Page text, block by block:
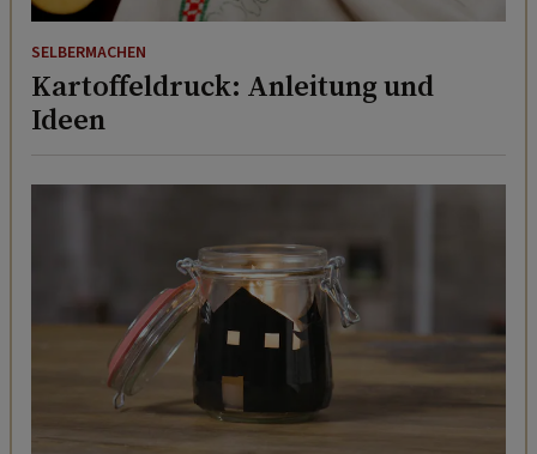
SELBERMACHEN
Kartoffeldruck: Anleitung und
Ideen